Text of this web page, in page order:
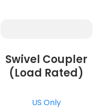
Swivel Coupler
(Load Rated)
US Only